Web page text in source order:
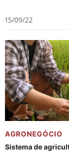
15/09/22
AGRONEGÓCIO
Sistema de